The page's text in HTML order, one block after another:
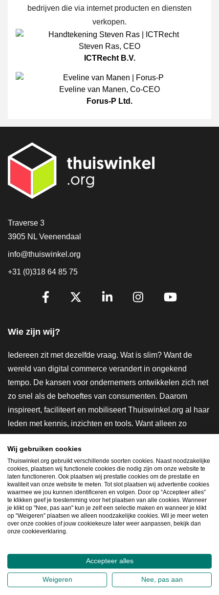
bedrijven die via internet producten en diensten
verkopen.
Steven Ras, CEO
ICTRecht B.V.
Eveline van Manen, Co-CEO
Forus-P Ltd.
Contact
Traverse 3
3905 NL Veenendaal
info@thuiswinkel.org
+31 (0)318 64 85 75
Volg je ons al?
Wie zijn wij?
Iedereen zit met dezelfde vraag. Wat is slim? Want de
wereld van digital commerce verandert in ongekend
tempo. De kansen voor ondernemers ontwikkelen zich net
zo snel als de behoeftes van consumenten. Daarom
inspireert, faciliteert en mobiliseert Thuiswinkel.org al haar
leden met kennis, inzichten en tools. Want alleen zo
innovatievere toekomst. Dus groei ook mee en maak
shoppen slimmer.
Lid worden
Snel navigeren
2026©Thuiswinkel.org
Privacybeleid Cookieverklaring Sitemap
Wij gebruiken cookies
Thuiswinkel.org gebruikt verschillende soorten cookies. Naast noodzakelijke
cookies, plaatsen wij functionele cookies die nodig zijn om onze website te
laten functioneren. Ook plaatsen wij prestatie cookies om de prestatie en
kwaliteit van onze website te meten. Tot slot plaatsen wij advertentie cookies
waarmee we jou kunnen identificeren en volgen. Door op “Accepteer alles”
te klikken geef je toestemming voor het plaatsen van alle cookies. Wanneer
je klikt op "Nee, pas aan" kun je zelf een selectie maken en wanneer je klikt
op “Weigeren” plaatsen we alleen noodzakelijke cookies. Wil je meer weten
over onze cookies of jouw cookiekeuze later weer aanpassen, bekijk dan
onze cookieverklaring.
Accepteer alles
Weigeren Nee, pas aan